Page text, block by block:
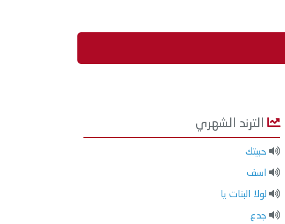
الترند الشهري
حبيتك
اسف
لولا البنات يا
جدع